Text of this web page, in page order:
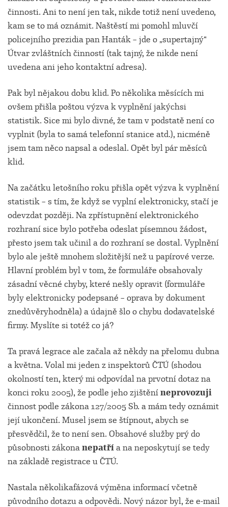
činnosti. Ani to není jen tak, nikde totiž není uvedeno,
kam se to má oznámit. Naštěstí mi pomohl mluvčí
policejního prezidia pan Hanták – jde o „supertajný“
Útvar zvláštních činností (tak tajný, že nikde není
uvedena ani jeho kontaktní adresa).
Pak byl nějakou dobu klid. Po několika měsících mi
ovšem přišla poštou výzva k vyplnění jakýchsi
statistik. Sice mi bylo divné, že tam v podstatě není co
vyplnit (byla to samá telefonní stanice atd.), nicméně
jsem tam něco napsal a odeslal. Opět byl pár měsíců
klid.
Na začátku letošního roku přišla opět výzva k vyplnění
statistik – s tím, že když se vyplní elektronicky, stačí je
odevzdat později. Na zpřístupnění elektronického
rozhraní sice bylo potřeba odeslat písemnou žádost,
přesto jsem tak učinil a do rozhraní se dostal. Vyplnění
bylo ale ještě mnohem složitější než u papírové verze.
Hlavní problém byl v tom, že formuláře obsahovaly
zásadní věcné chyby, které nešly opravit (formuláře
byly elektronicky podepsané – oprava by dokument
znedůvěryhodněla) a údajně šlo o chybu dodavatelské
firmy. Myslíte si totéž co já?
Ta pravá legrace ale začala až někdy na přelomu dubna
a května. Volal mi jeden z inspektorů ČTÚ (shodou
okolností ten, který mi odpovídal na prvotní dotaz na
konci roku 2005), že podle jeho zjištěníneprovozuji
činnost podle zákona 127/2005 Sb. a mám tedy oznámit
její ukončení. Musel jsem se štípnout, abych se
přesvědčil, že to není sen. Obsahové služby prý do
působnosti zákonanepatřía na neposkytují se tedy
na základě registrace u ČTÚ.
Nastala několikafázová výměna informací včetně
původního dotazu a odpovědi. Nový názor byl, že e-mail